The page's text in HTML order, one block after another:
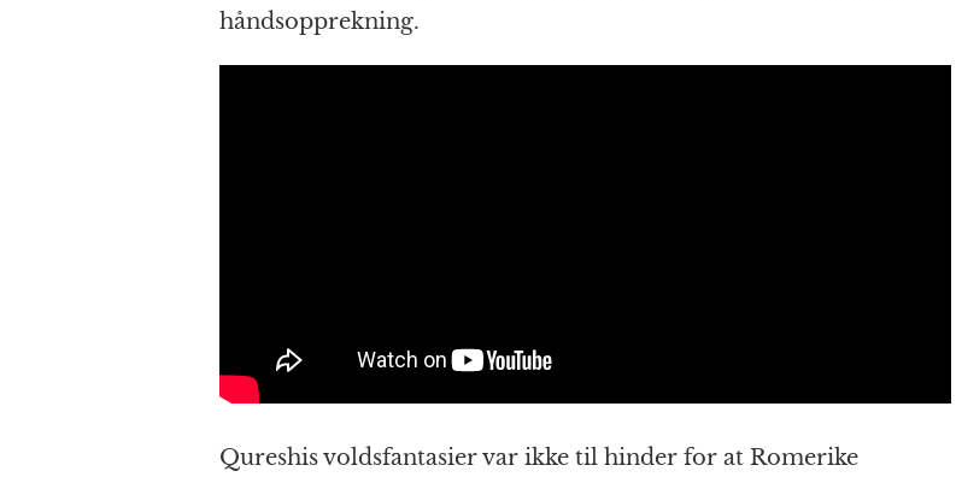
håndsopprekning.
Qureshis voldsfantasier var ikke til hinder for at Romerike